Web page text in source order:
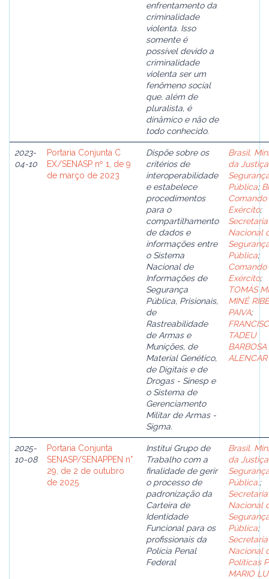
enfrentamento da
criminalidade
violenta. Isso
somente é
possível devido a
criminalidade
violenta ser um
fenômeno social
que, além de
pluralista, é
dinâmico e não de
todo conhecido.
2023-
04-10
Portaria Conjunta C
EX/SENASP nº 1, de 9
de março de 2023
Dispõe sobre os
critérios de
interoperabilidade
e estabelece
procedimentos
para o
compartilhamento
de dados e
informações entre
o Sistema
Nacional de
Informações de
Segurança
Pública, Prisionais,
de
Rastreabilidade
de Armas e
Munições, de
Material Genético,
de Digitais e de
Drogas - Sinesp e
o Sistema de
Gerenciamento
Militar de Armas -
Sigma.
Brasil.
da
Pública;
Comando
Exército;
Secretaria
Nacional
Pública;
Comando
Exército;
TOMÁS
MINÉ
PAIVA;
TADEU
BARBOSA
ALENCAR
2025-
10-08
Portaria Conjunta
SENASP/SENAPPEN n°
29, de 2 de outubro
de 2025
Institui Grupo de
Trabalho com a
finalidade de gerir
o processo de
padronização da
Carteira de
Identidade
Funcional para os
profissionais da
Polícia Penal
Federal
Brasil.
da
Pública.;
Secretaria
Nacional
Pública;
Secretaria
Nacional
Políticas
MARIO